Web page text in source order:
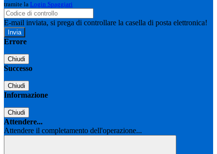
tramite la Login Spaggiari
E-mail inviata, si prega di controllare la casella di posta elettronica!
Errore
Chiudi
Successo
Chiudi
Informazione
Chiudi
Attendere...
Attendere il completamento dell'operazione...